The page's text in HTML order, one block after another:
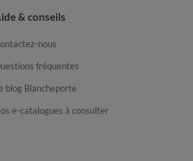
& conseils
nous
fréquentes
blog Blancheporte
e-catalogues à consulter